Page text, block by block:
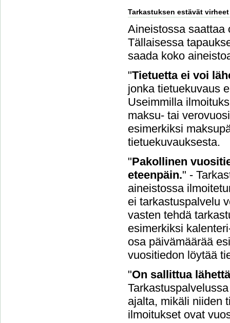
Tarkastuksen estävät virheet
Aineistossa saattaa
Tällaisessa
saada koko
"Tietuetta ei voi
jonka tietuekuvaus
Useimmilla
maksu- tai
esimerkiksi
tietuekuvauksesta.
"Pakollinen
eteenpäin." -
aineistossa
ei tarkastuspalvelu
vasten tehdä
esimerkiksi
osa päivämäärää
vuositiedon löytää
"On sallittua
ajalta, mikäli niiden
ilmoitukset ovat